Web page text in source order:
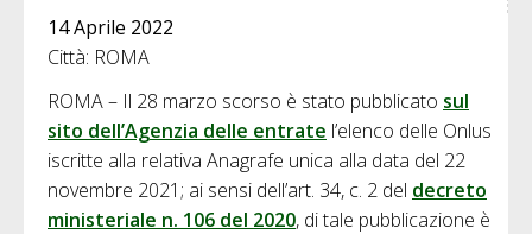
14 Aprile 2022
Città: ROMA
ROMA – Il 28 marzo scorso è stato pubblicato sul
sito dell’Agenzia delle entrate l’elenco delle Onlus
iscritte alla relativa Anagrafe unica alla data del 22
novembre 2021; ai sensi dell’art. 34, c. 2 del decreto
ministeriale n. 106 del 2020, di tale pubblicazione è